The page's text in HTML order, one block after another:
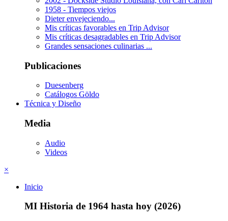
1958 - Tiempos viejos
Dieter envejeciendo...
Mis críticas favorables en Trip Advisor
Mis críticas desagradables en Trip Advisor
Grandes sensaciones culinarias ...
Publicaciones
Duesenberg
Catálogos Göldo
Técnica y Diseño
Media
Audio
Videos
×
Inicio
MI Historia de 1964 hasta hoy (2026)